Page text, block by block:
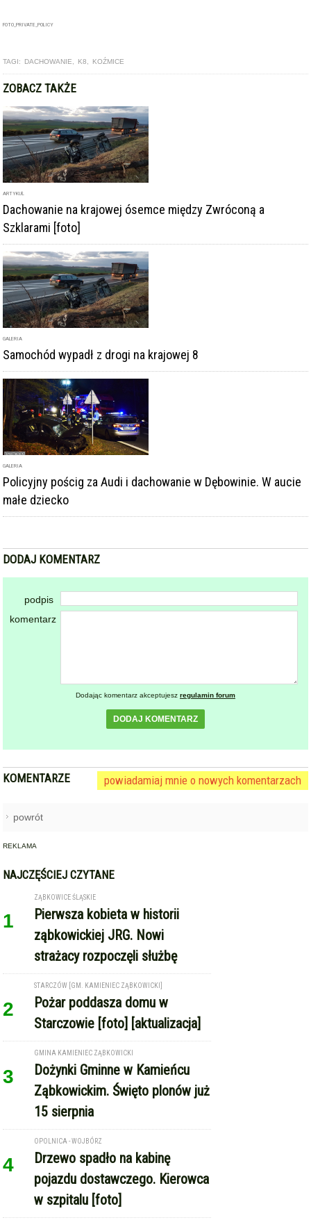
FOTO_PRIVATE_POLICY
TAGI: DACHOWANIE K8 KOŹMICE
ZOBACZ TAKŻE
ARTYKUŁ
Dachowanie na krajowej ósemce między Zwróconą a
Szklarami [foto]
GALERIA
Samochód wypadł z drogi na krajowej 8
GALERIA
Policyjny pościg za Audi i dachowanie w Dębowinie. W aucie
małe dziecko
DODAJ KOMENTARZ
podpis
komentarz
Dodając komentarz akceptujesz regulamin forum
DODAJ KOMENTARZ
KOMENTARZE powiadamiaj mnie o nowych komentarzach
powrót
REKLAMA
NAJCZĘŚCIEJ CZYTANE
1
ZĄBKOWICE ŚLĄSKIE
Pierwsza kobieta w historii
ząbkowickiej JRG. Nowi
strażacy rozpoczęli służbę
2
STARCZÓW [GM. KAMIENIEC ZĄBKOWICKI]
Pożar poddasza domu w
Starczowie [foto] [aktualizacja]
3
GMINA KAMIENIEC ZĄBKOWICKI
Dożynki Gminne w Kamieńcu
Ząbkowickim. Święto plonów już
15 sierpnia
4
OPOLNICA - WOJBÓRZ
Drzewo spadło na kabinę
pojazdu dostawczego. Kierowca
w szpitalu [foto]